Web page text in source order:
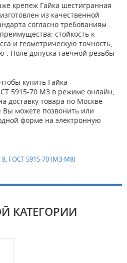
крепеж Гайка шестигранная
из качественной
согласно требованиям .
стойкость к
и геометрическую точность,
. Поле допуска гаечной резьбы
купить Гайка
5915-70 М3 в режиме онлайн,
доставку товара по Москве
Вы можете позвонить или
форме на электронную
ГОСТ 5915-70 (М3-М8)
КАТЕГОРИИ